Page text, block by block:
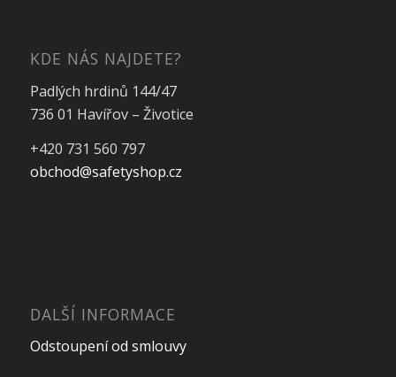
KDE NÁS NAJDETE?
Padlých hrdinů 144/47
736 01 Havířov – Životice
+420 731 560 797
obchod@safetyshop.cz
DALŠÍ INFORMACE
Odstoupení od smlouvy